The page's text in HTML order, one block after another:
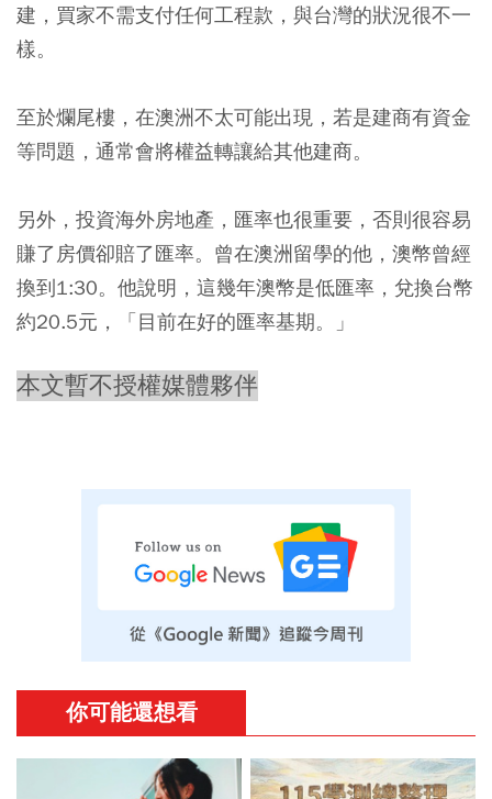
建，買家不需支付任何工程款，與台灣的狀況很不一
樣。
至於爛尾樓，在澳洲不太可能出現，若是建商有資金
等問題，通常會將權益轉讓給其他建商。
另外， 投資海外房地產，匯率也很重要，否則很容易
賺了房價卻賠了匯率。 曾在澳洲留學的他，澳幣曾經
換到1:30。他說明，這幾年澳幣是低匯率，兌換台幣
約20.5元，「目前在好的匯率基期。」
本文暫不授權媒體夥伴